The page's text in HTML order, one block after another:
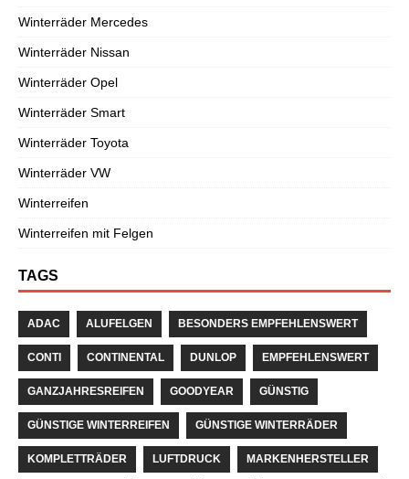
Winterräder Mercedes
Winterräder Nissan
Winterräder Opel
Winterräder Smart
Winterräder Toyota
Winterräder VW
Winterreifen
Winterreifen mit Felgen
TAGS
ADAC ALUFELGEN BESONDERS EMPFEHLENSWERT
CONTI CONTINENTAL DUNLOP EMPFEHLENSWERT
GANZJAHRESREIFEN GOODYEAR GÜNSTIG
GÜNSTIGE WINTERREIFEN GÜNSTIGE WINTERRÄDER
KOMPLETTRÄDER LUFTDRUCK MARKENHERSTELLER